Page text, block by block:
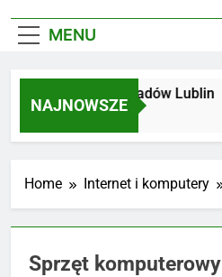
MENU
NAJNOWSZE
Utylizacja odpadów Lublin
2 Miesiące Ago
Home Internet i komputery
Sprzęt komputerowy